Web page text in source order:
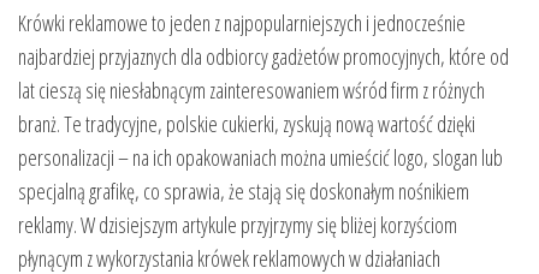
Krówki reklamowe to jeden z najpopularniejszych i jednocześnie
najbardziej przyjaznych dla odbiorcy gadżetów promocyjnych, które od
lat cieszą się niesłabnącym zainteresowaniem wśród firm z różnych
branż. Te tradycyjne, polskie cukierki, zyskują nową wartość dzięki
personalizacji – na ich opakowaniach można umieścić logo, slogan lub
specjalną grafikę, co sprawia, że stają się doskonałym nośnikiem
reklamy. W dzisiejszym artykule przyjrzymy się bliżej korzyściom
płynącym z wykorzystania krówek reklamowych w działaniach